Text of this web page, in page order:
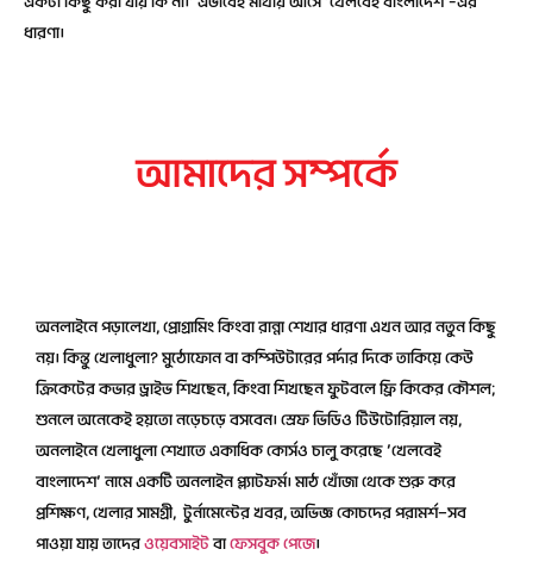
ধারণা।
আমাদের সম্পর্কে
অনলাইনে পড়ালেখা, প্রোগ্রামিং কিংবা রান্না শেখার ধারণা এখন আর নতুন কিছু
নয়। কিন্তু খেলাধুলা? মুঠোফোন বা কম্পিউটারের পর্দার দিকে তাকিয়ে কেউ
ক্রিকেটের কভার ড্রাইভ শিখছেন, কিংবা শিখছেন ফুটবলে ফ্রি কিকের কৌশল;
শুনলে অনেকেই হয়তো নড়েচড়ে বসবেন। স্রেফ ভিডিও টিউটোরিয়াল নয়,
অনলাইনে খেলাধুলা শেখাতে একাধিক কোর্সও চালু করেছে ‘খেলবেই
বাংলাদেশ’ নামে একটি অনলাইন প্ল্যাটফর্ম। মাঠ খোঁজা থেকে শুরু করে
প্রশিক্ষণ, খেলার সামগ্রী, টুর্নামেন্টের খবর, অভিজ্ঞ কোচদের পরামর্শ—সব
পাওয়া যায় তাদেরওয়েবসাইটবাফেসবুক পেজে।